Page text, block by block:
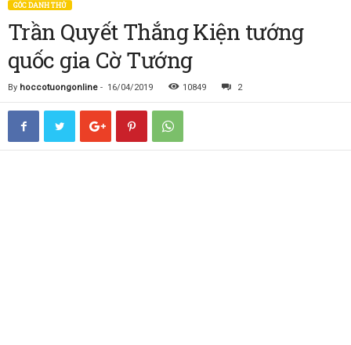
GÓC DANH THỦ
Trần Quyết Thắng Kiện tướng
quốc gia Cờ Tướng
By hoccotuongonline - 16/04/2019 10849 2